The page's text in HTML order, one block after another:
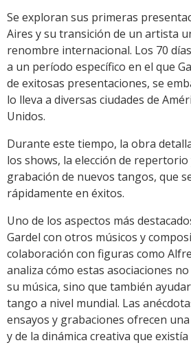
Se exploran sus primeras
Aires y su transición de un artista
renombre internacional. Los 70
a un período específico en el que
de exitosas presentaciones, se
lo lleva a diversas ciudades de
Unidos.
Durante este tiempo, la obra
los shows, la elección de
grabación de nuevos tangos, que
rápidamente en éxitos.
Uno de los aspectos más
Gardel con otros músicos y
colaboración con figuras como
analiza cómo estas asociaciones
su música, sino que también
tango a nivel mundial. Las
ensayos y grabaciones ofrecen
y de la dinámica creativa que